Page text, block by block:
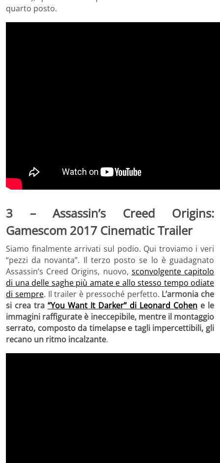
quarto posto.
3 – Assassin’s Creed Origins:
Gamescom 2017 Cinematic Trailer
Siamo finalmente arrivati sul podio. Qui troviamo i veri
“pezzi da novanta”. Il terzo posto se lo è guadagnato
Assassin’s Creed Origins, nuovo, sconvolgente capitolo
di una delle saghe più amate e allo stesso tempo odiate
di sempre. Il trailer è pressoché perfetto. L’armonia che
si crea tra “You Want It Darker” di Leonard Cohen e le
immagini raffigurate è ineccepibile, mentre il montaggio
serrato, composto da timelapse e tagli impercettibili, gli
recano un ritmo incalzante.